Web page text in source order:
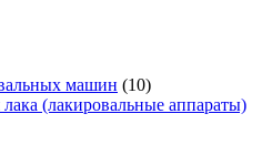
машин (10)
(лакировальные аппараты)